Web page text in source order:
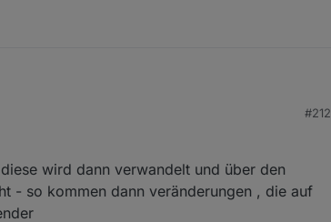
#212
wird dann verwandelt und über den
- so kommen dann veränderungen , die auf